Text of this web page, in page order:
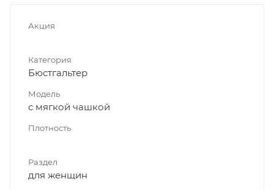
Акция
Категория
Бюстгальтер
Модель
с мягкой чашкой
Плотность
Раздел
для женщин